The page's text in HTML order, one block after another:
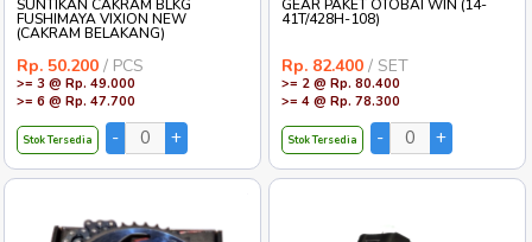
SUNTIKAN CAKRAM BLKG
FUSHIMAYA VIXION NEW
(CAKRAM BELAKANG)
Rp. 50.200 / PCS
>= 3 @ Rp. 49.000
>= 6 @ Rp. 47.700
Stok Tersedia
GEAR PAKET OTOBAI WIN (14-
41T/428H-108)
Rp. 82.400 / SET
>= 2 @ Rp. 80.400
>= 4 @ Rp. 78.300
Stok Tersedia